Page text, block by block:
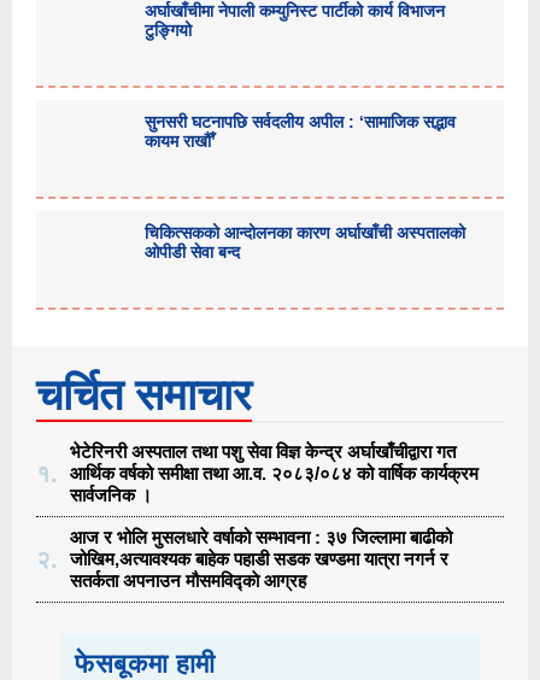
अर्घाखाँचीमा नेपाली कम्युनिस्ट पार्टीको कार्य विभाजन
टुङ्गियो
सुनसरी घटनापछि सर्वदलीय अपील : ‘सामाजिक सद्भाव
कायम राखौँ’
चिकित्सकको आन्दोलनका कारण अर्घाखाँची अस्पतालको
ओपीडी सेवा बन्द
चर्चित समाचार
१.
भेटेरिनरी अस्पताल तथा पशु सेवा विज्ञ केन्द्र अर्घाखाँचीद्वारा गत
आर्थिक वर्षको समीक्षा तथा आ.व. २०८३/०८४ को वार्षिक कार्यक्रम
सार्वजनिक ।
२.
आज र भोलि मुसलधारे वर्षाको सम्भावना : ३७ जिल्लामा बाढीको
जोखिम,अत्यावश्यक बाहेक पहाडी सडक खण्डमा यात्रा नगर्न र
सतर्कता अपनाउन मौसमविद्काे आग्रह
फेसबूकमा हामी